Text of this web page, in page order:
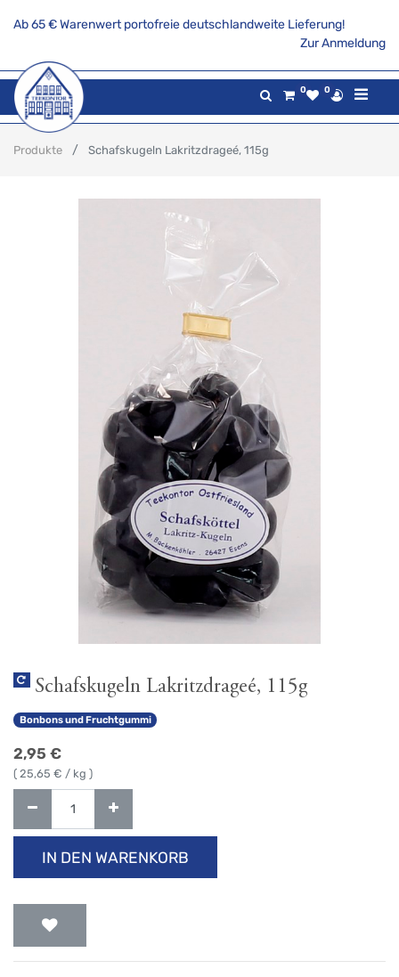
Ab 65 € Warenwert portofreie deutschlandweite Lieferung!
Zur Anmeldung
0 0
Produkte Schafskugeln Lakritzdrageé, 115g
Schafskugeln Lakritzdrageé, 115g
Bonbons und Fruchtgummi
2,95 €
( 25,65 € / kg )
IN DEN WARENKORB